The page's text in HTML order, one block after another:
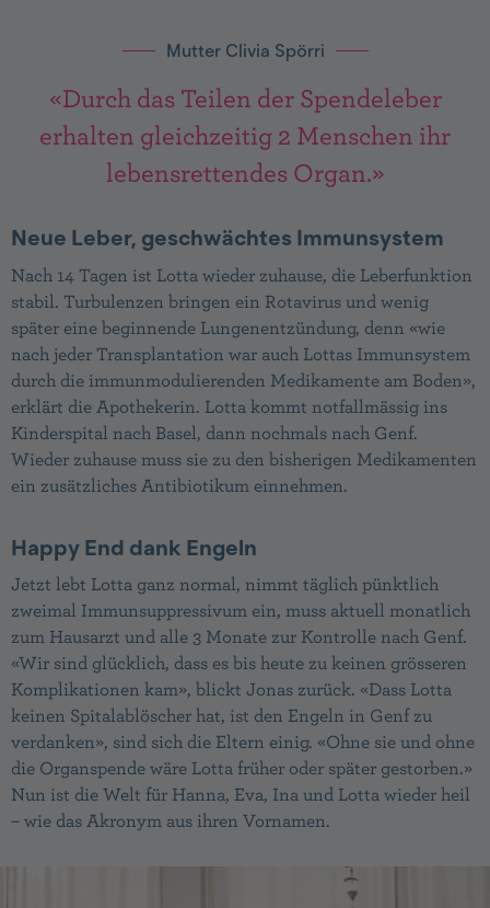
Mutter Clivia Spörri
«Durch das Teilen der Spendeleber
erhalten gleichzeitig 2 Menschen ihr
lebensrettendes Organ.»
Neue Leber, geschwächtes Immunsystem
Nach 14 Tagen ist Lotta wieder zuhause, die Leberfunktion
stabil. Turbulenzen bringen ein Rotavirus und wenig
später eine beginnende Lungen­entzündung, denn «wie
nach jeder Transplantation war auch Lottas Immunsystem
durch die immunmodulierenden Medikamente am Boden»,
erklärt die Apothekerin. Lotta kommt notfallmässig ins
Kinderspital nach Basel, dann nochmals nach Genf.
Wieder zuhause muss sie zu den bisherigen Medika­menten
ein zusätzliches Antibiotikum einnehmen.
Happy End dank Engeln
Jetzt lebt Lotta ganz normal, nimmt täglich pünkt­lich
zweimal Immunsuppressivum ein, muss aktuell monatlich
zum Hausarzt und alle 3 Monate zur Kontrolle nach Genf.
«Wir sind glücklich, dass es bis heute zu keinen grösseren
Kompli­kationen kam», blickt Jonas zurück. «Dass Lotta
keinen Spitalablöscher hat, ist den Engeln in Genf zu
verdanken», sind sich die Eltern einig. «Ohne sie und ohne
die Organspende wäre Lotta früher oder später gestorben.»
Nun ist die Welt für Hanna, Eva, Ina und Lotta wieder heil
– wie das Akronym aus ihren Vornamen.